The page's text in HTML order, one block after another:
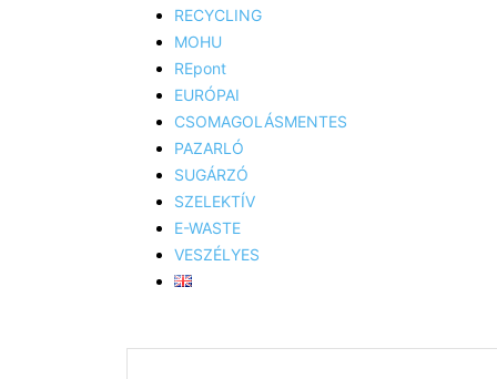
RECYCLING
MOHU
REpont
EURÓPAI
CSOMAGOLÁSMENTES
PAZARLÓ
SUGÁRZÓ
SZELEKTÍV
E-WASTE
VESZÉLYES